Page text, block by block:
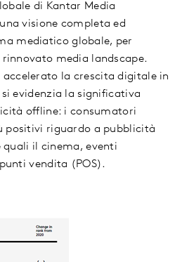
di Kantar Media
visione completa ed
mediatico globale, per
media landscape.
accelerato la crescita digitale in
evidenzia la significativa
offline: i consumatori
positivi riguardo a pubblicità
il cinema, eventi
vendita (POS).